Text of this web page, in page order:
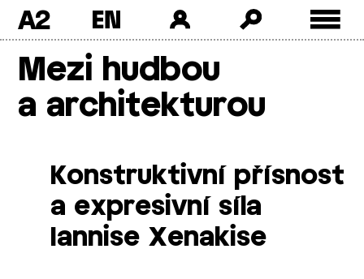
A2
Mezi hudbou
a architekturou
Konstruktivní přísnost
a expresivní síla
Iannise Xenakise